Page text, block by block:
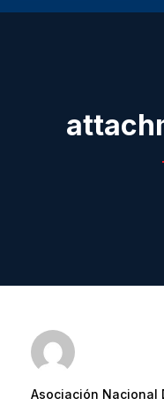
Asociación Nacional